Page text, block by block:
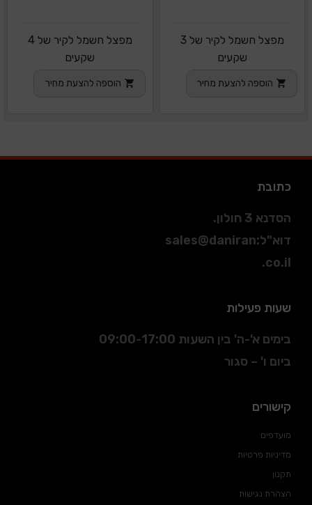
מפצל חשמל לקיר של 3
שקעים
הוספה להצעת מחיר
מפצל חשמל לקיר של 4
שקעים
הוספה להצעת מחיר
כתובת
הסדנא 3 חולון.
דוא"ל:
sales@daniran
.co.il
שעות פעילות
בימים א'-ה' בין השעות 09:00-17:00
ביום ו' – סגור
קישורים
מועדפים
מדיניות פרטיות
תקנון
הצהרת נגישות